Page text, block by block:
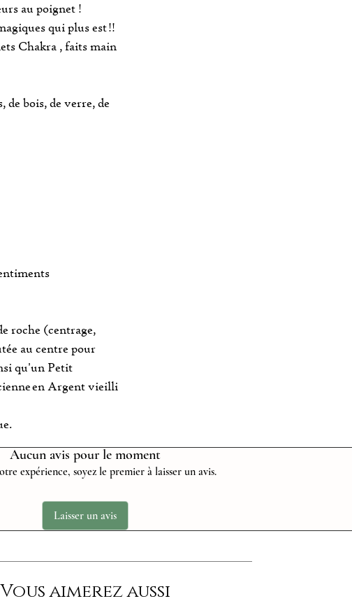
au poignet !
qui plus est !!
Chakra , faits main
de bois, de verre, de
roche (centrage,
au centre pour
qu'un Petit
en Argent vieilli
Aucun avis pour le moment
expérience, soyez le premier à laisser un avis.
Laisser un avis
Vous aimerez aussi